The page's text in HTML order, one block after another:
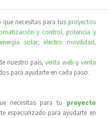
necesitas para tus proyectos
y control
potencia y
energía solar, electro movilidad
nuestro país,venta web y venta
para ayudarte en cada paso.
necesitas para tu proyecto
especializado para ayudarte en